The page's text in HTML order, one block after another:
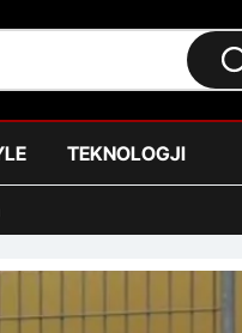
TEKNOLOGJI